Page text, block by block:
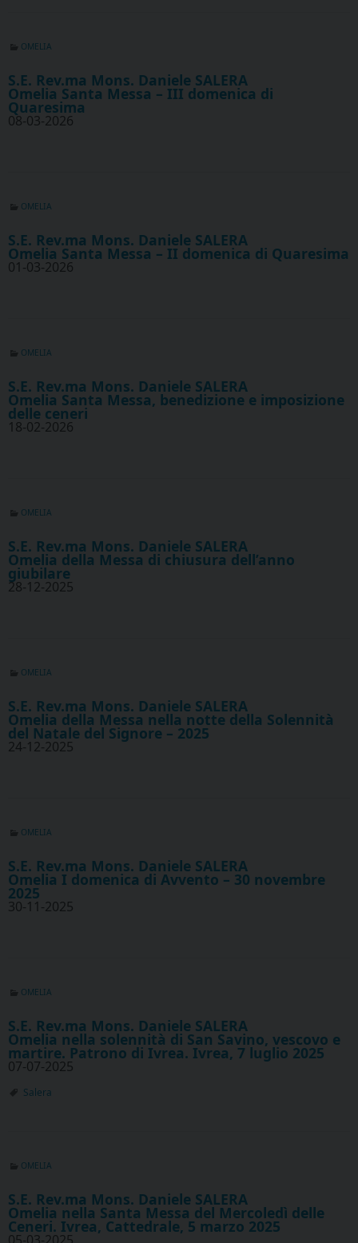
OMELIA
S.E. Rev.ma Mons. Daniele SALERA
Omelia Santa Messa – III domenica di
Quaresima
08-03-2026
OMELIA
S.E. Rev.ma Mons. Daniele SALERA
Omelia Santa Messa – II domenica di Quaresima
01-03-2026
OMELIA
S.E. Rev.ma Mons. Daniele SALERA
Omelia Santa Messa, benedizione e imposizione
delle ceneri
18-02-2026
OMELIA
S.E. Rev.ma Mons. Daniele SALERA
Omelia della Messa di chiusura dell’anno
giubilare
28-12-2025
OMELIA
S.E. Rev.ma Mons. Daniele SALERA
Omelia della Messa nella notte della Solennità
del Natale del Signore – 2025
24-12-2025
OMELIA
S.E. Rev.ma Mons. Daniele SALERA
Omelia I domenica di Avvento – 30 novembre
2025
30-11-2025
OMELIA
S.E. Rev.ma Mons. Daniele SALERA
Omelia nella solennità di San Savino, vescovo e
martire. Patrono di Ivrea. Ivrea, 7 luglio 2025
07-07-2025
Salera
OMELIA
S.E. Rev.ma Mons. Daniele SALERA
Omelia nella Santa Messa del Mercoledì delle
Ceneri. Ivrea, Cattedrale, 5 marzo 2025